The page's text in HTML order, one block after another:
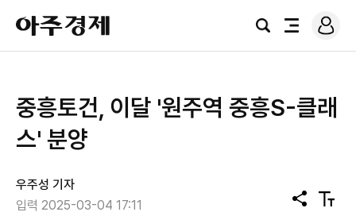
아
주
경
검
전
로
그
중흥토건, 이달 '원주역 중흥S-클래
스' 분양
우주성 기자
입력 2025-03-04 17:11
공
텍